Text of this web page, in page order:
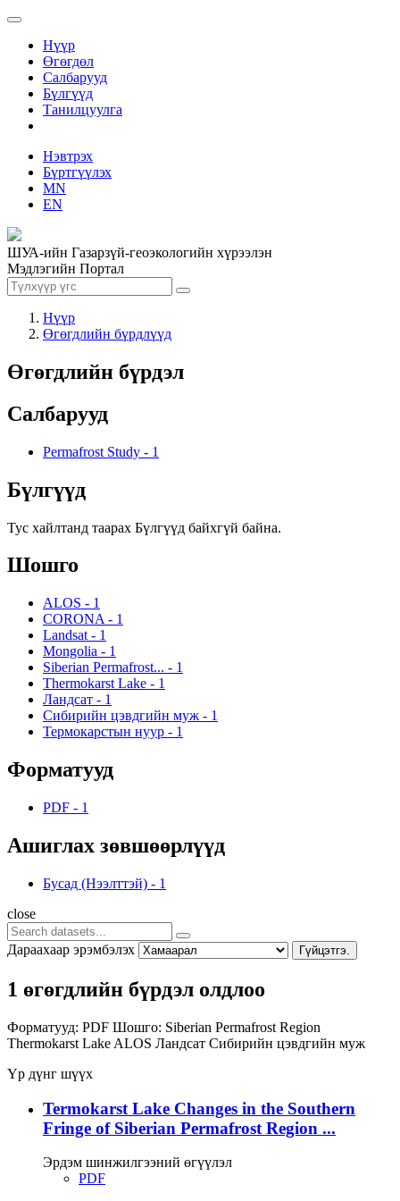
Нүүр
Өгөгдөл
Салбарууд
Бүлгүүд
Танилцуулга
Нэвтрэх
Бүртгүүлэх
MN
EN
ШУА-ийн Газарзүй-геоэкологийн хүрээлэн
Мэдлэгийн Портал
Нүүр
Өгөгдлийн бүрдлүүд
Өгөгдлийн бүрдэл
Салбарууд
Permafrost Study - 1
Бүлгүүд
Тус хайлтанд таарах Бүлгүүд байхгүй байна.
Шошго
ALOS - 1
CORONA - 1
Landsat - 1
Mongolia - 1
Siberian Permafrost... - 1
Thermokarst Lake - 1
Ландсат - 1
Сибирийн цэвдгийн муж - 1
Термокарстын нуур - 1
Форматууд
PDF - 1
Ашиглах зөвшөөрлүүд
Бусад (Нээлттэй) - 1
close
Дараахаар эрэмбэлэх Гүйцэтгэ.
1 өгөгдлийн бүрдэл олдлоо
Форматууд: PDF Шошго: Siberian Permafrost Region
Thermokarst Lake ALOS Ландсат Сибирийн цэвдгийн муж
Үр дүнг шүүх
Termokarst Lake Changes in the Southern
Fringe of Siberian Permafrost Region ...
Эрдэм шинжилгээний өгүүлэл
PDF